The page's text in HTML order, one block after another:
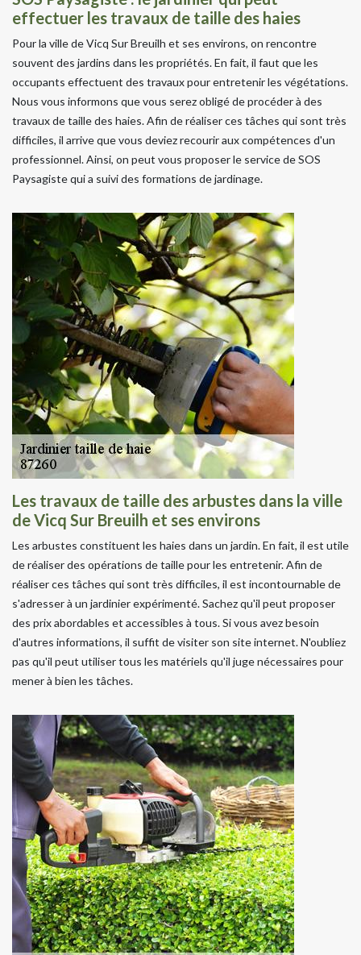
effectuer les travaux de taille des haies
Pour la ville de Vicq Sur Breuilh et ses environs, on rencontre
souvent des jardins dans les propriétés. En fait, il faut que les
occupants effectuent des travaux pour entretenir les végétations.
Nous vous informons que vous serez obligé de procéder à des
travaux de taille des haies. Afin de réaliser ces tâches qui sont très
difficiles, il arrive que vous deviez recourir aux compétences d'un
professionnel. Ainsi, on peut vous proposer le service de SOS
Paysagiste qui a suivi des formations de jardinage.
Les travaux de taille des arbustes dans la ville
de Vicq Sur Breuilh et ses environs
Les arbustes constituent les haies dans un jardin. En fait, il est utile
de réaliser des opérations de taille pour les entretenir. Afin de
réaliser ces tâches qui sont très difficiles, il est incontournable de
s'adresser à un jardinier expérimenté. Sachez qu'il peut proposer
des prix abordables et accessibles à tous. Si vous avez besoin
d'autres informations, il suffit de visiter son site internet. N'oubliez
pas qu'il peut utiliser tous les matériels qu'il juge nécessaires pour
mener à bien les tâches.